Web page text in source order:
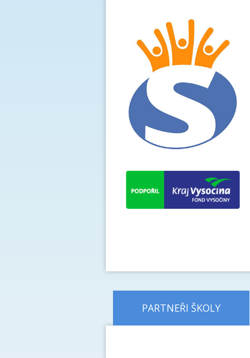
PARTNEŘI ŠKOLY